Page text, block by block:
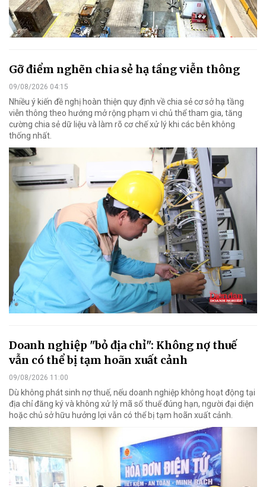
Gỡ điểm nghẽn chia sẻ hạ tầng viễn thông
09/08/2026 04:15
Nhiều ý kiến đề nghị hoàn thiện quy định về chia sẻ cơ sở hạ tầng
viễn thông theo hướng mở rộng phạm vi chủ thể tham gia, tăng
cường chia sẻ dữ liệu và làm rõ cơ chế xử lý khi các bên không
thống nhất.
Doanh nghiệp "bỏ địa chỉ": Không nợ thuế
vẫn có thể bị tạm hoãn xuất cảnh
09/08/2026 11:00
Dù không phát sinh nợ thuế, nếu doanh nghiệp không hoạt động tại
địa chỉ đăng ký và không xử lý mã số thuế đúng hạn, người đại diện
hoặc chủ sở hữu hưởng lợi vẫn có thể bị tạm hoãn xuất cảnh.